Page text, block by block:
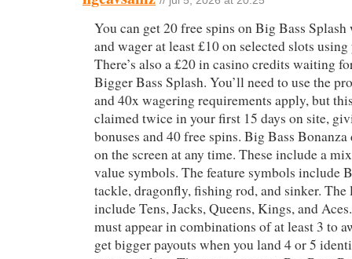
You can get 20 free spins on Big Bass
and wager at least £10 on selected slots
There’s also a £20 in casino credits waiting
Bigger Bass Splash. You’ll need to use the
and 40x wagering requirements apply, but
claimed twice in your first 15 days on site,
bonuses and 40 free spins. Big Bass
on the screen at any time. These include a
value symbols. The feature symbols include
tackle, dragonfly, fishing rod, and sinker.
include Tens, Jacks, Queens, Kings, and
must appear in combinations of at least 3 to
get bigger payouts when you land 4 or 5